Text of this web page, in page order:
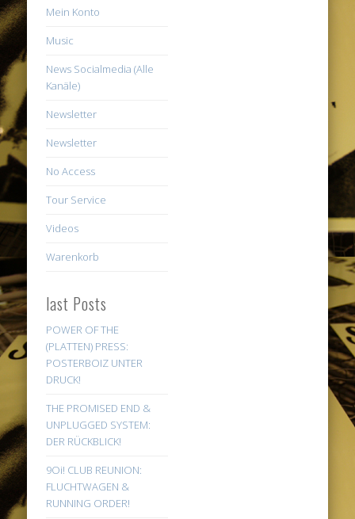
Mein Konto
Music
News Socialmedia (Alle
Kanäle)
Newsletter
Newsletter
No Access
Tour Service
Videos
Warenkorb
last Posts
POWER OF THE
(PLATTEN) PRESS:
POSTERBOIZ UNTER
DRUCK!
THE PROMISED END &
UNPLUGGED SYSTEM:
DER RÜCKBLICK!
9Oi! CLUB REUNION:
FLUCHTWAGEN &
RUNNING ORDER!